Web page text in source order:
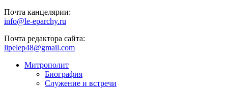
Почта канцелярии:
info@le-eparchy.ru
Почта редактора сайта:
lipelep48@gmail.com
Митрополит
Биография
Служение и встречи